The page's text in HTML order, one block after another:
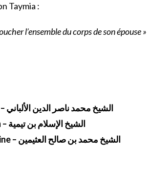
Taymia :
l’ensemble du corps de son épouse »
الشيخ محمد ناصر الدين الألباني
الشيخ الإسلام بن تيمية
– الشيخ محمد بن صالح العثيمين